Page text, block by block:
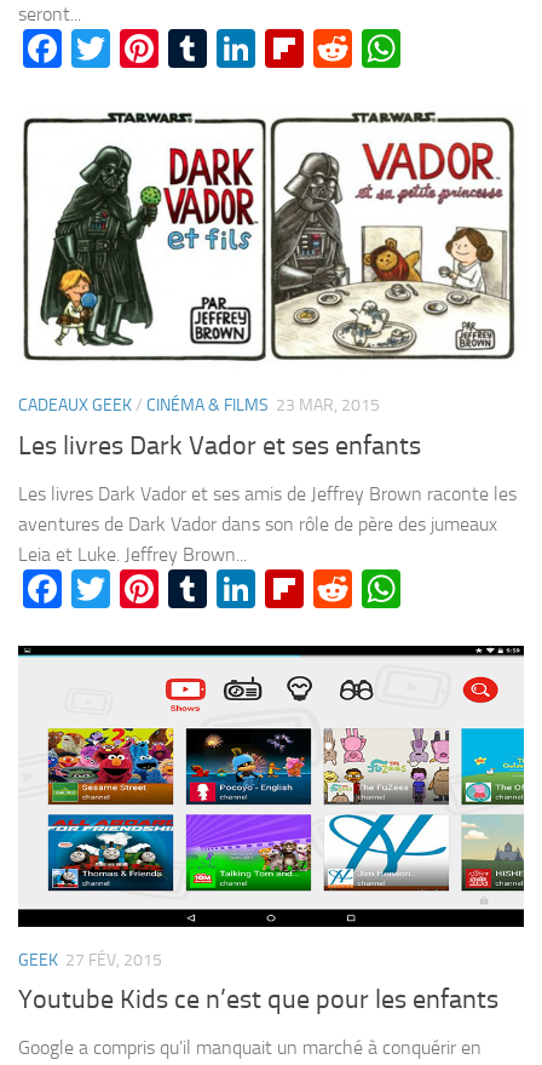
seront...
Facebook
Twitter
Pinterest
Tumblr
LinkedIn
Flipboard
Reddit
CADEAUX GEEK/ CINÉMA & FILMS 23 MAR, 2015
Les livres Dark Vador et ses enfants
Les livres Dark Vador et ses amis de Jeffrey Brown raconte les
aventures de Dark Vador dans son rôle de père des jumeaux
Leia et Luke. Jeffrey Brown...
Facebook
Twitter
Pinterest
Tumblr
LinkedIn
Flipboard
Reddit
GEEK 27 FÉV, 2015
Youtube Kids ce n’est que pour les enfants
Google a compris qu’il manquait un marché à conquérir en